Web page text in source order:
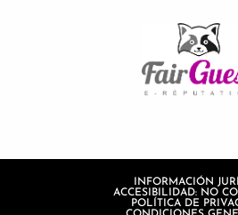
INFORMACIÓN
ACCESIBILIDAD: NO
POLÍTICA DE